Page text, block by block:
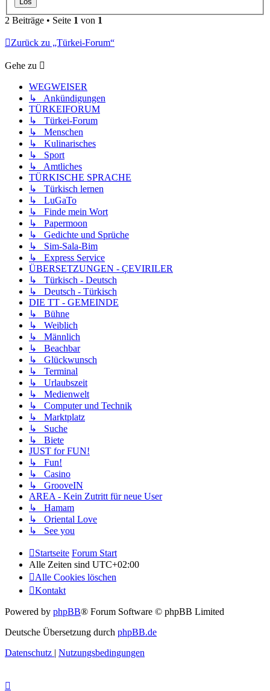
2 Beiträge • Seite 1 von 1
Zurück zu „Türkei-Forum“
Gehe zu
WEGWEISER
↳ Ankündigungen
TÜRKEIFORUM
↳ Türkei-Forum
↳ Menschen
↳ Kulinarisches
↳ Sport
↳ Amtliches
TÜRKISCHE SPRACHE
↳ Türkisch lernen
↳ LuGaTo
↳ Finde mein Wort
↳ Papermoon
↳ Gedichte und Sprüche
↳ Sim-Sala-Bim
↳ Express Service
ÜBERSETZUNGEN - ÇEVIRILER
↳ Türkisch - Deutsch
↳ Deutsch - Türkisch
DIE TT - GEMEINDE
↳ Bühne
↳ Weiblich
↳ Männlich
↳ Beachbar
↳ Glückwunsch
↳ Terminal
↳ Urlaubszeit
↳ Medienwelt
↳ Computer und Technik
↳ Marktplatz
↳ Suche
↳ Biete
JUST for FUN!
↳ Fun!
↳ Casino
↳ GrooveIN
AREA - Kein Zutritt für neue User
↳ Hamam
↳ Oriental Love
↳ See you
Startseite Forum Start
Alle Zeiten sind UTC+02:00
Alle Cookies löschen
Kontakt
Powered by phpBB® Forum Software © phpBB Limited
Deutsche Übersetzung durch phpBB.de
Datenschutz | Nutzungsbedingungen